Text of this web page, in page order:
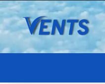
Skip
to
content